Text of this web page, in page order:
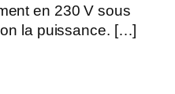
en 230 V sous
la puissance. […]